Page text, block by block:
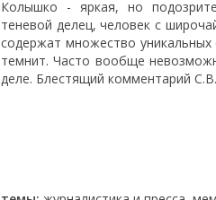
Колышко - яркая, но
теневой делец, человек с
содержат множество
темнит. Часто вообще
деле. Блестящий комментарий